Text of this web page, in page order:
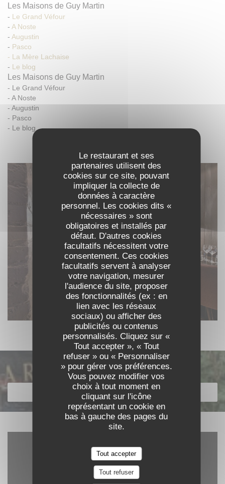
Le restaurant et ses
partenaires utilisent des
cookies sur ce site, pouvant
impliquer la collecte de
données à caractère
personnel. Les cookies dits «
nécessaires » sont
obligatoires et installés par
défaut. D'autres cookies
facultatifs nécessitent votre
consentement. Ces cookies
facultatifs servent à analyser
votre navigation, mesurer
l'audience du site, proposer
des fonctionnalités (ex : en
lien avec les réseaux
sociaux) ou afficher des
publicités ou contenus
personnalisés. Cliquez sur «
Tout accepter », « Tout
refuser » ou « Personnaliser
» pour gérer vos préférences.
Vous pouvez modifier vos
choix à tout moment en
cliquant sur l'icône
représentant un cookie en
bas à gauche des pages du
site.
Tout accepter
Tout refuser
Les Maisons de Guy Martin
- Le Grand Véfour
- A Noste
- Augustin
- Pasco
- La Mère Lachaise
- Le blog
Les Maisons de Guy Martin
- Le Grand Véfour
- A Noste
- Augustin
- Pasco
- Le blog
Découvrir notre carte
DÉCOUVRIR NOTRE CARTE